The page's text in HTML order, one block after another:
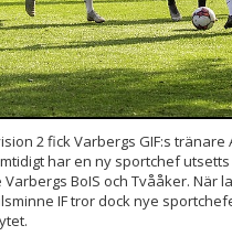
2 fick Varbergs GIF:s
har en ny sportchef
BoIS och Tvååker. När
IF tror dock nye